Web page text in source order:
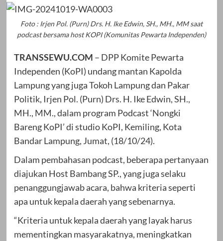
Foto : Irjen Pol. (Purn) Drs. H. Ike Edwin, SH., MH., MM saat
podcast bersama host KOPI (Komunitas Pewarta Independen)
TRANSSEWU.COM – DPP Komite Pewarta
Independen (KoPI) undang mantan Kapolda
Lampung yang juga Tokoh Lampung dan Pakar
Politik, Irjen Pol. (Purn) Drs. H. Ike Edwin, SH.,
MH., MM., dalam program Podcast ‘Nongki
Bareng KoPI’ di studio KoPI, Kemiling, Kota
Bandar Lampung, Jumat, (18/10/24).
Dalam pembahasan podcast, beberapa pertanyaan
diajukan Host Bambang SP., yang juga selaku
penanggungjawab acara, bahwa kriteria seperti
apa untuk kepala daerah yang sebenarnya.
“Kriteria untuk kepala daerah yang layak harus
mementingkan masyarakatnya, meningkatkan